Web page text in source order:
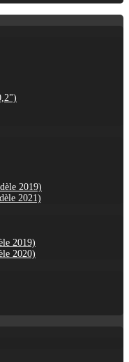
2019)
2021)
2019)
2020)